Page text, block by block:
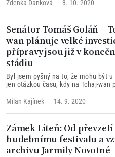
obec, synagogu a rabínský dům,
– není toho málo.
Zdenka Danková 3. 10. 2020
Senátor Tomáš Goláň –
wan plánuje velké
přípravy jsou již v
stádiu
Byl jsem pyšný na to, že mohu být
jen otázkou času, kdy na Tchaj-
nárůstu tchajwanských investic v
Milan Kajínek 14. 9. 2020
Zámek Liteň: Od
hudebnímu festivalu a
archivu Jarmily Novotné